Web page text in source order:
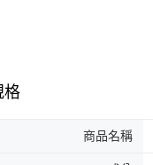
格
商品名稱